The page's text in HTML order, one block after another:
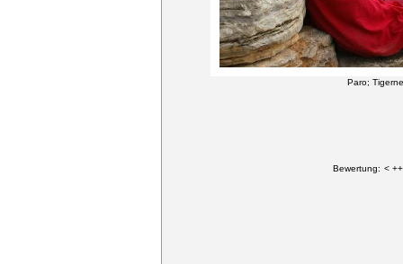
Paro;
Bewertung: <